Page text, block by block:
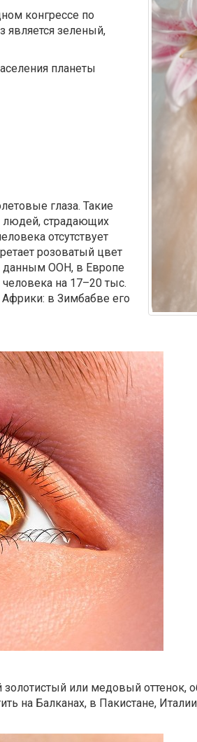
конгрессе по
зеленый,
планеты
глаза. Такие
людей, страдающих
отсутствует
розоватый цвет
данным ООН, в Европе
на 17–20 тыс.
Африки: в Зимбабве его
золотистый или медовый
на Балканах, в Пакистане,